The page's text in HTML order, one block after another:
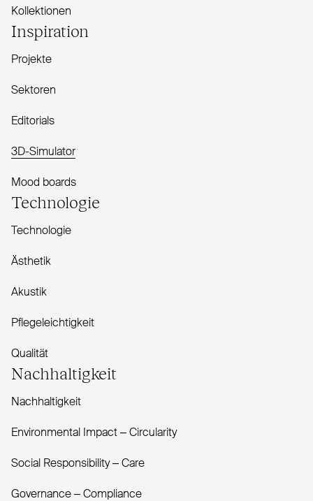
Kollektionen
Inspiration
Projekte
Sektoren
Editorials
3D-Simulator
Mood boards
Technologie
Technologie
Ästhetik
Akustik
Pflegeleichtigkeit
Qualität
Nachhaltigkeit
Nachhaltigkeit
Envi­ronmental Impact – Cir­cularity
Social Responsibility – Care
Governance – Com­pliance